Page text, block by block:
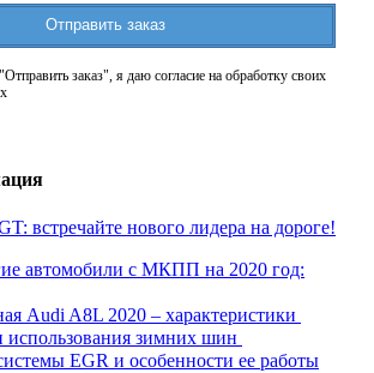
Отправить заказ
заказ", я даю согласие на обработку своих
встречайте нового лидера на дороге!
автомобили с МКПП на 2020 год:
Audi A8L 2020 – характеристики
использования зимних шин
EGR и особенности ее работы